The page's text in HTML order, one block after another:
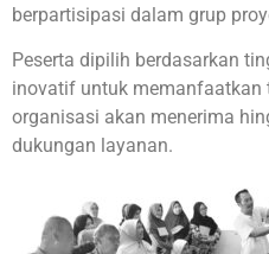
berpartisipasi dalam grup
Peserta dipilih berdasarkan
inovatif untuk memanfaatkan
organisasi akan menerima
dukungan layanan.